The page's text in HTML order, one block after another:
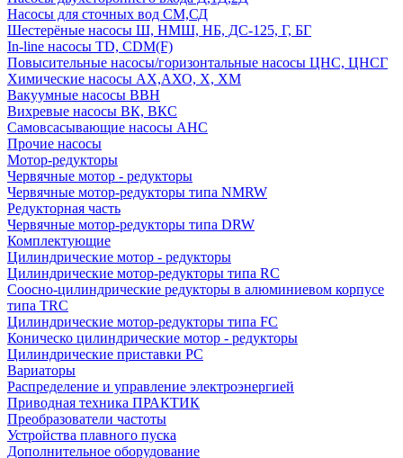
Насосы для сточных вод СМ,СД
Шестерёные насосы Ш, НМШ, НБ, ДС-125, Г, БГ
In-line насосы TD, CDM(F)
Повысительные насосы/горизонтальные насосы ЦНС, ЦНСГ
Химические насосы АХ,АХО, Х, ХМ
Вакуумные насосы ВВН
Вихревые насосы ВК, ВКС
Самовсасывающие насосы АНС
Прочие насосы
Мотор-редукторы
Червячные мотор - редукторы
Червячные мотор-редукторы типа NMRW
Редукторная часть
Червячные мотор-редукторы типа DRW
Комплектующие
Цилиндрические мотор - редукторы
Цилиндрические мотор-редукторы типа RC
Соосно-цилиндрические редукторы в алюминиевом корпусе
типа TRC
Цилиндрические мотор-редукторы типа FC
Коническо цилиндрические мотор - редукторы
Цилиндрические приставки PC
Вариаторы
Распределение и управление электроэнергией
Приводная техника ПРАКТИК
Преобразователи частоты
Устройства плавного пуска
Дополнительное оборудование